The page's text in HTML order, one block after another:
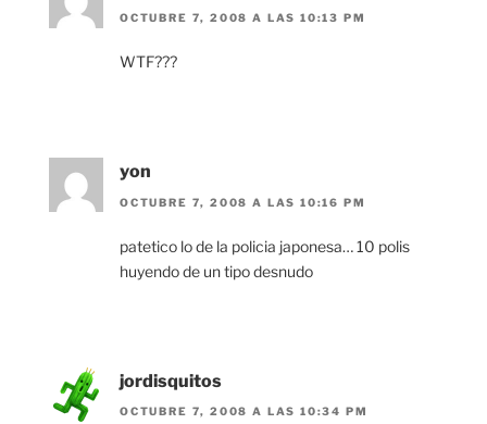
OCTUBRE 7, 2008 A LAS 10:13 PM
WTF???
yon
OCTUBRE 7, 2008 A LAS 10:16 PM
patetico lo de la policia japonesa… 10 polis
huyendo de un tipo desnudo
jordisquitos
OCTUBRE 7, 2008 A LAS 10:34 PM